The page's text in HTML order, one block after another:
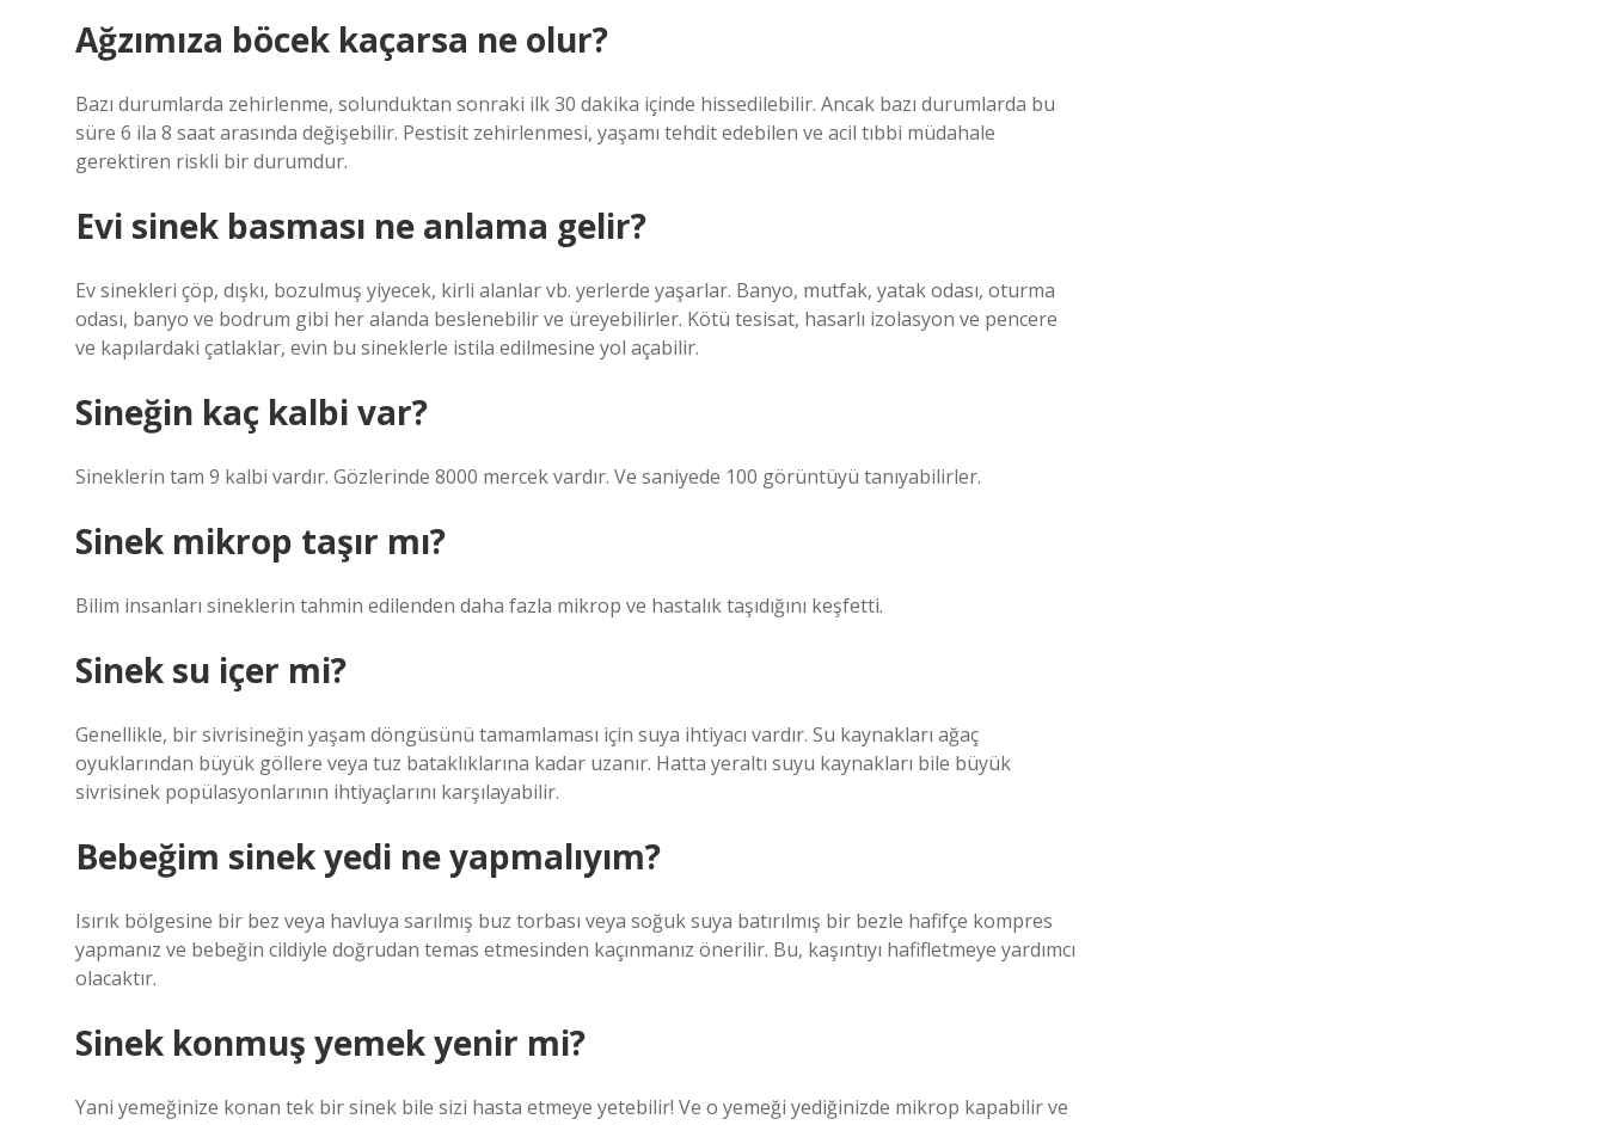
Ağzımıza böcek kaçarsa ne olur?
Bazı durumlarda zehirlenme, solunduktan sonraki ilk 30 dakika içinde hissedilebilir. Ancak bazı durumlarda bu
süre 6 ila 8 saat arasında değişebilir. Pestisit zehirlenmesi, yaşamı tehdit edebilen ve acil tıbbi müdahale
gerektiren riskli bir durumdur.
Evi sinek basması ne anlama gelir?
Ev sinekleri çöp, dışkı, bozulmuş yiyecek, kirli alanlar vb. yerlerde yaşarlar. Banyo, mutfak, yatak odası, oturma
odası, banyo ve bodrum gibi her alanda beslenebilir ve üreyebilirler. Kötü tesisat, hasarlı izolasyon ve pencere
ve kapılardaki çatlaklar, evin bu sineklerle istila edilmesine yol açabilir.
Sineğin kaç kalbi var?
Sineklerin tam 9 kalbi vardır. Gözlerinde 8000 mercek vardır. Ve saniyede 100 görüntüyü tanıyabilirler.
Sinek mikrop taşır mı?
Bilim insanları sineklerin tahmin edilenden daha fazla mikrop ve hastalık taşıdığını keşfetti.
Sinek su içer mi?
Genellikle, bir sivrisineğin yaşam döngüsünü tamamlaması için suya ihtiyacı vardır. Su kaynakları ağaç
oyuklarından büyük göllere veya tuz bataklıklarına kadar uzanır. Hatta yeraltı suyu kaynakları bile büyük
sivrisinek popülasyonlarının ihtiyaçlarını karşılayabilir.
Bebeğim sinek yedi ne yapmalıyım?
Isırık bölgesine bir bez veya havluya sarılmış buz torbası veya soğuk suya batırılmış bir bezle hafifçe kompres
yapmanız ve bebeğin cildiyle doğrudan temas etmesinden kaçınmanız önerilir. Bu, kaşıntıyı hafifletmeye yardımcı
olacaktır.
Sinek konmuş yemek yenir mi?
Yani yemeğinize konan tek bir sinek bile sizi hasta etmeye yetebilir! Ve o yemeği yediğinizde mikrop kapabilir ve